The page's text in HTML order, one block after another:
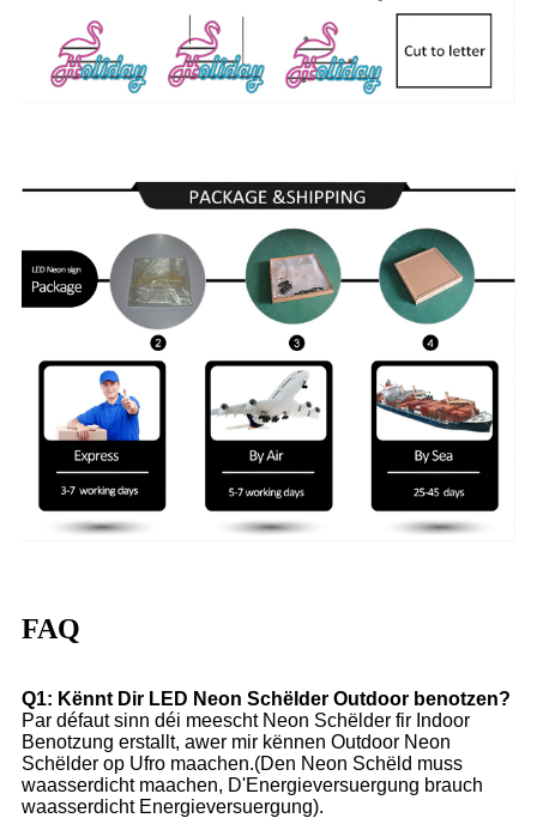
FAQ
Q1: Kënnt Dir LED Neon Schëlder Outdoor benotzen?
Par défaut sinn déi meescht Neon Schëlder fir Indoor
Benotzung erstallt, awer mir kënnen Outdoor Neon
Schëlder op Ufro maachen.(Den Neon Schëld muss
waasserdicht maachen, D'Energieversuergung brauch
waasserdicht Energieversuergung).